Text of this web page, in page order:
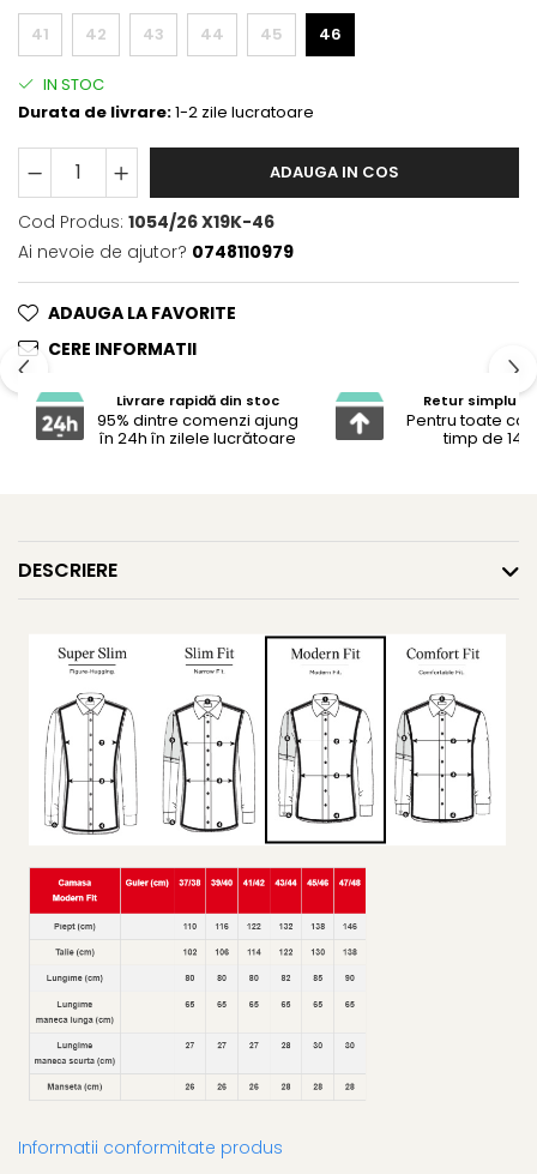
41
42 43 44 45 46
IN STOC
Durata de livrare:1-2 zile lucratoare
ADAUGA IN COS
Cod Produs: 1054/26 X19K-46
Ai nevoie de ajutor? 0748110979
ADAUGA LA FAVORITE
CERE INFORMATII
Livrare rapidă din stoc
95% dintre comenzi ajung
în 24h în zilele lucrătoare
Retur simplu și
Pentru toate
timp de 14
DESCRIERE
Informatii conformitate produs